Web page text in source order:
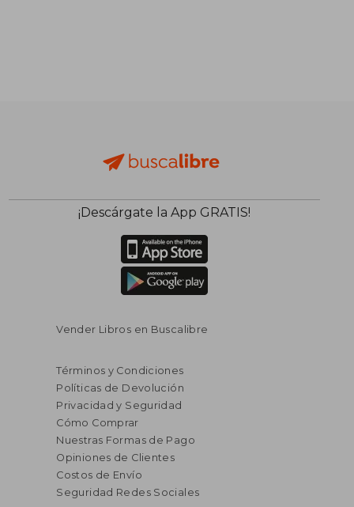
¡Descárgate la App GRATIS!
Vender Libros en Buscalibre
Términos y Condiciones
Políticas de Devolución
Privacidad y Seguridad
Cómo Comprar
Nuestras Formas de Pago
Opiniones de Clientes
Costos de Envío
Seguridad Redes Sociales